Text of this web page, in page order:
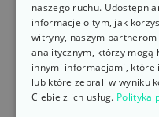
naszego ruchu.
informacje o tym, jak
witryny, naszym
analitycznym, którzy mogą
innymi informacjami, które
lub które zebrali w wyniku
Ciebie z ich usług. Polityka